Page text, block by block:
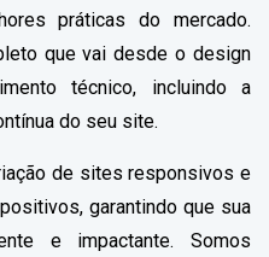
práticas do mercado.
que vai desde o design
técnico, incluindo a
do seu site.
de sites responsivos e
garantindo que sua
e impactante. Somos